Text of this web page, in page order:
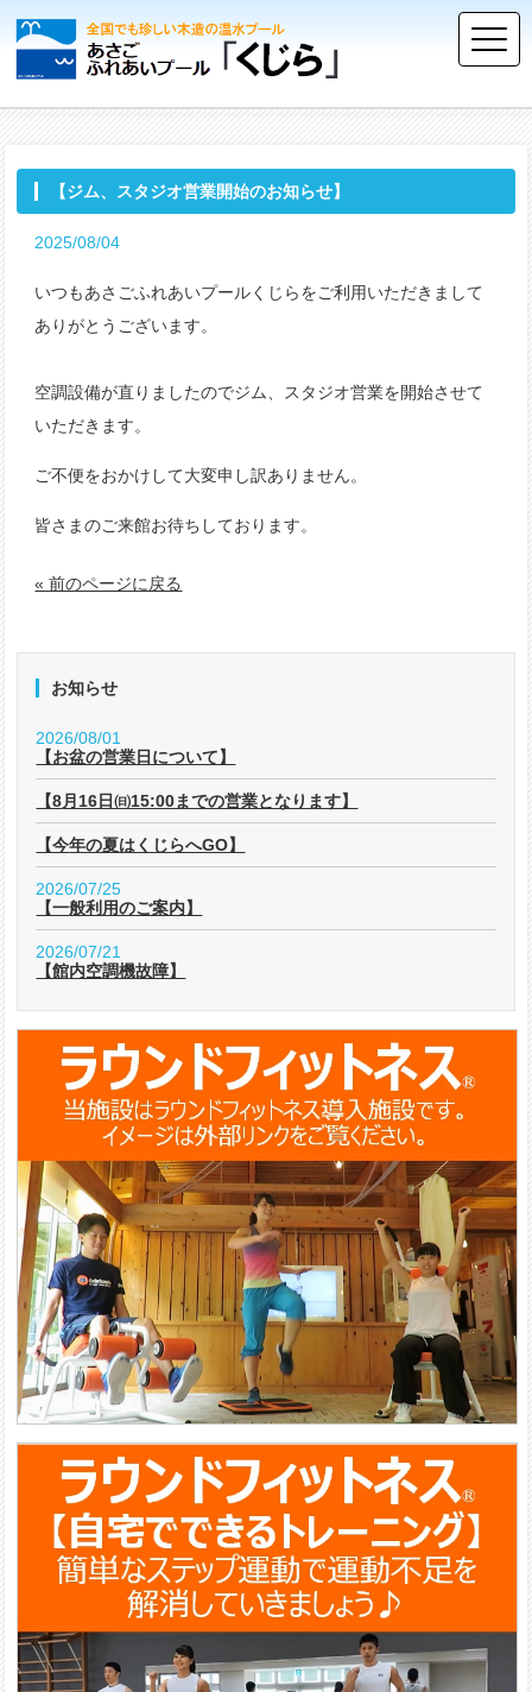
【ジム、スタジオ営業開始のお知らせ】
2025/08/04
いつもあさごふれあいプールくじらをご利用いただきまして
ありがとうございます。
空調設備が直りましたのでジム、スタジオ営業を開始させて
いただきます。
ご不便をおかけして大変申し訳ありません。
皆さまのご来館お待ちしております。
« 前のページに戻る
お知らせ
2026/08/01
【お盆の営業日について】
【8月16日㈰15:00までの営業となります】
【今年の夏はくじらへGO】
2026/07/25
【一般利用のご案内】
2026/07/21
【館内空調機故障】